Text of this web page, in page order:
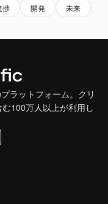
捗 開発 未来
ラットフォーム。クリ
100万人以上が利用し